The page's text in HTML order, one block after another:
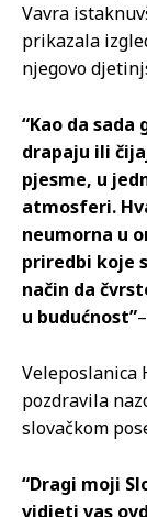
Vavra
prikazala
njegovo
“Kao da
drapaju ili
pjesme, u
atmosferi.
neumorna u
priredbi koje
način da
u budućnost”
Veleposlanica
pozdravila
slovačkom
“Dragi moji
vidjeti vas